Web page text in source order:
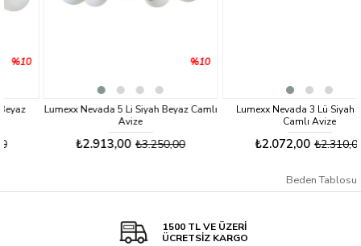
Lumexx Nevada 5 Li Siyah Beyaz Camlı
₺2.913,00 ₺3.250,00
Lumexx Nevada 3 Lü Siyah Füme
Camlı Avize
₺2.072,00 ₺2.310,00
Beden Tablosu
1500 TL VE ÜZERİ
ÜCRETSİZ KARGO